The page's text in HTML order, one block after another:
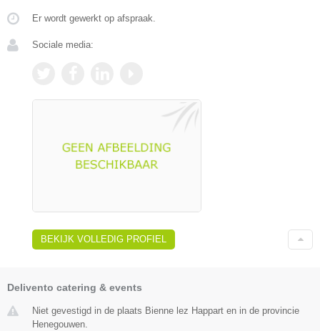
Er wordt gewerkt op afspraak.
Sociale media:
BEKIJK VOLLEDIG PROFIEL
Delivento catering & events
Niet gevestigd in de plaats Bienne lez Happart en in de provincie
Henegouwen.